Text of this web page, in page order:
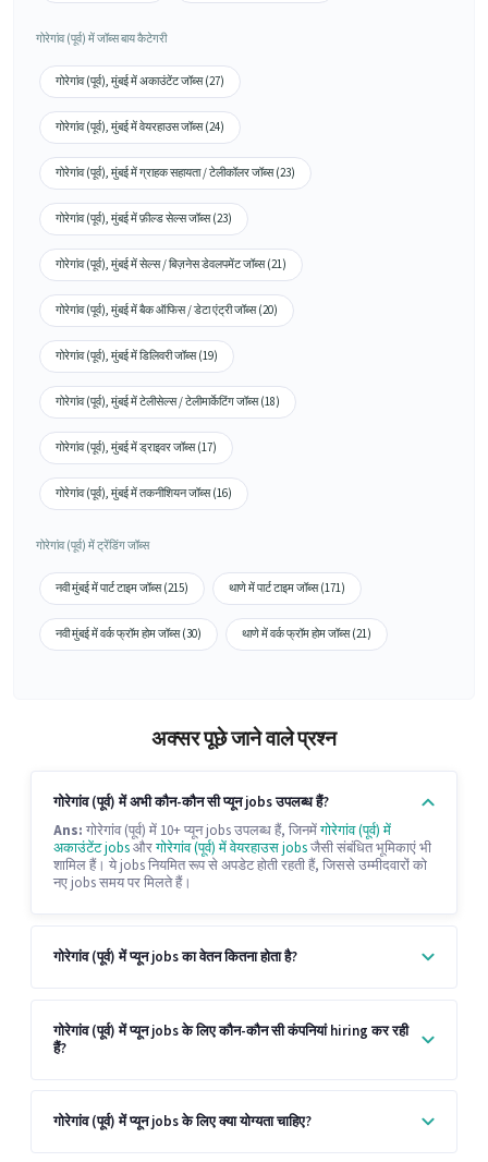
गोरेगांव (पूर्व) में जॉब्स बाय कैटेगरी
गोरेगांव (पूर्व), मुंबई में अकाउंटेंट जॉब्स (27)
गोरेगांव (पूर्व), मुंबई में वेयरहाउस जॉब्स (24)
गोरेगांव (पूर्व), मुंबई में ग्राहक सहायता / टेलीकॉलर जॉब्स (23)
गोरेगांव (पूर्व), मुंबई में फ़ील्ड सेल्स जॉब्स (23)
गोरेगांव (पूर्व), मुंबई में सेल्स / बिज़नेस डेवलपमेंट जॉब्स (21)
गोरेगांव (पूर्व), मुंबई में बैक ऑफिस / डेटा एंट्री जॉब्स (20)
गोरेगांव (पूर्व), मुंबई में डिलिवरी जॉब्स (19)
गोरेगांव (पूर्व), मुंबई में टेलीसेल्स / टेलीमार्केटिंग जॉब्स (18)
गोरेगांव (पूर्व), मुंबई में ड्राइवर जॉब्स (17)
गोरेगांव (पूर्व), मुंबई में तकनीशियन जॉब्स (16)
गोरेगांव (पूर्व) में ट्रेंडिंग जॉब्स
नवी मुंबई में पार्ट टाइम जॉब्स (215) थाणे में पार्ट टाइम जॉब्स (171)
नवी मुंबई में वर्क फ्रॉम होम जॉब्स (30) थाणे में वर्क फ्रॉम होम जॉब्स (21)
अक्सर पूछे जाने वाले प्रश्न
गोरेगांव (पूर्व) में अभी कौन-कौन सी प्यून jobs उपलब्ध हैं?
Ans: गोरेगांव (पूर्व) में 10+ प्यून jobs उपलब्ध हैं, जिनमेंगोरेगांव (पूर्व) में
अकाउंटेंट jobsऔरगोरेगांव (पूर्व) में वेयरहाउस jobsजैसी संबंधित भूमिकाएं भी
शामिल हैं। ये jobs नियमित रूप से अपडेट होती रहती हैं, जिससे उम्मीदवारों को
नए jobs समय पर मिलते हैं।
गोरेगांव (पूर्व) में प्यून jobs का वेतन कितना होता है?
गोरेगांव (पूर्व) में प्यून jobs के लिए कौन-कौन सी कंपनियां hiring कर रही
हैं?
गोरेगांव (पूर्व) में प्यून jobs के लिए क्या योग्यता चाहिए?